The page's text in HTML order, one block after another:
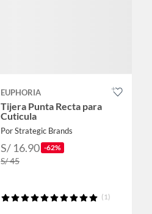
EUPHORIA
Tijera Punta Recta para
Cuticula
Por Strategic Brands
S/ 16.90 -62%
S/ 45
(1)